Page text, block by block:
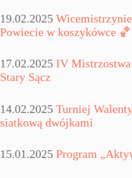
19.02.2025
Powiecie w koszykówce 🏀
17.02.2025 IV Mistrzostwa
Stary Sącz
14.02.2025 Turniej
siatkową dwójkami
15.01.2025 Program